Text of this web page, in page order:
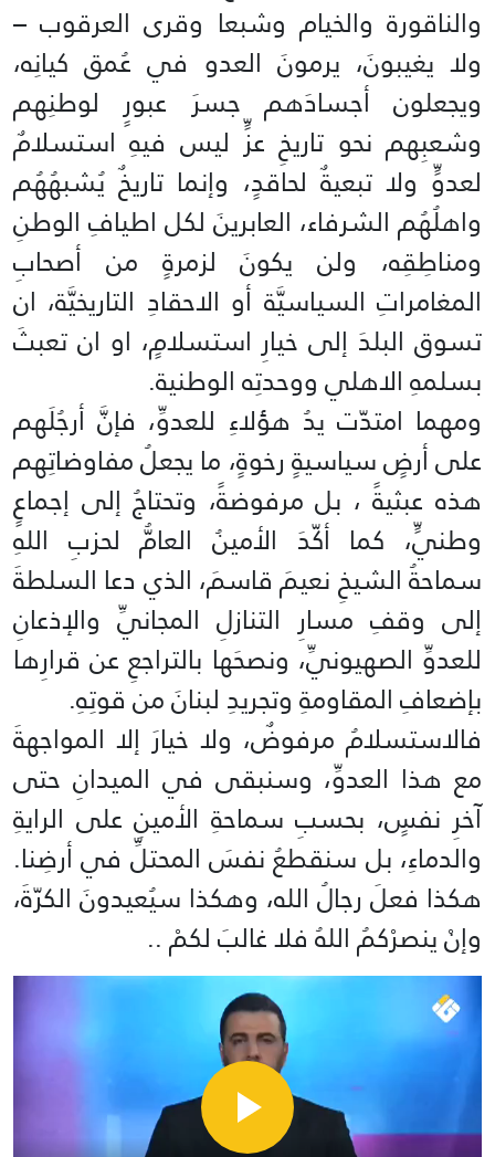
والناقورة والخيام وشبعا وقرى العرقوب –
ولا يغيبونَ، يرمونَ العدو في عُمق كيانِه،
ويجعلون أجسادَهم جسرَ عبورٍ لوطنِهم
وشعبِهم نحو تاريخِ عزٍّ ليس فيهِ استسلامٌ
لعدوٍّ ولا تبعيةٌ لحاقدٍ، وإنما تاريخٌ يُشبهُهُم
واهلُهُم الشرفاء، العابرينَ لكل اطيافِ الوطنِ
ومناطِقِه، ولن يكونَ لزمرةٍ من أصحابِ
المغامراتِ السياسيَّة أو الاحقادِ التاريخيَّة، ان
تسوق البلدَ إلى خيارِ استسلامٍ، او ان تعبثَ
بسلمهِ الاهلي ووحدتِه الوطنية.
ومهما امتدّت يدُ هؤلاءِ للعدوِّ، فإنَّ أرجُلَهم
على أرضٍ سياسيةٍ رخوةٍ، ما يجعلُ مفاوضاتِهم
هذه عبثيةً ، بل مرفوضةً، وتحتاجُ إلى إجماعٍ
وطنيٍّ، كما أكّدَ الأمينُ العامُّ لحزبِ اللهِ
سماحةُ الشيخِ نعيمَ قاسمَ، الذي دعا السلطةَ
إلى وقفِ مسارِ التنازلِ المجانيِّ والإذعانِ
للعدوِّ الصهيونيِّ، ونصحَها بالتراجعِ عن قرارِها
بإضعافِ المقاومةِ وتجريدِ لبنانَ من قوتِهِ.
فالاستسلامُ مرفوضٌ، ولا خيارَ إلا المواجهةَ
مع هذا العدوِّ، وسنبقى في الميدانِ حتى
آخرِ نفسٍ، بحسبِ سماحةِ الأمينِ على الرايةِ
والدماءِ، بل سنقطعُ نفسَ المحتلِّ في أرضِنا.
هكذا فعلَ رجالُ الله، وهكذا سيُعيدونَ الكرّةَ،
وإنْ ينصرْكمُ اللهُ فلا غالبَ لكمْ ..